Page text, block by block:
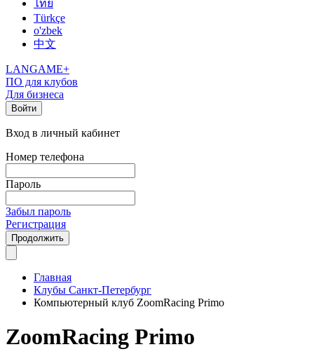
ไทย
Türkçe
o'zbek
中文
LANGAME+
ПО для клубов
Для бизнеса
Войти
Вход в личный кабинет
Номер телефона
Пароль
Забыл пароль
Регистрация
Продолжить
Главная
Клубы Санкт-Петербург
Компьютерный клуб ZoomRacing Primo
ZoomRacing Primo